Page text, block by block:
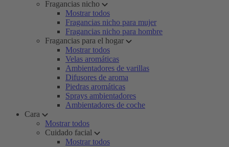
Fragancias nicho
Mostrar todos
Fragancias nicho para mujer
Fragancias nicho para hombre
Fragancias para el hogar
Mostrar todos
Velas aromáticas
Ambientadores de varillas
Difusores de aroma
Piedras aromáticas
Sprays ambientadores
Ambientadores de coche
Cara
Mostrar todos
Cuidado facial
Mostrar todos